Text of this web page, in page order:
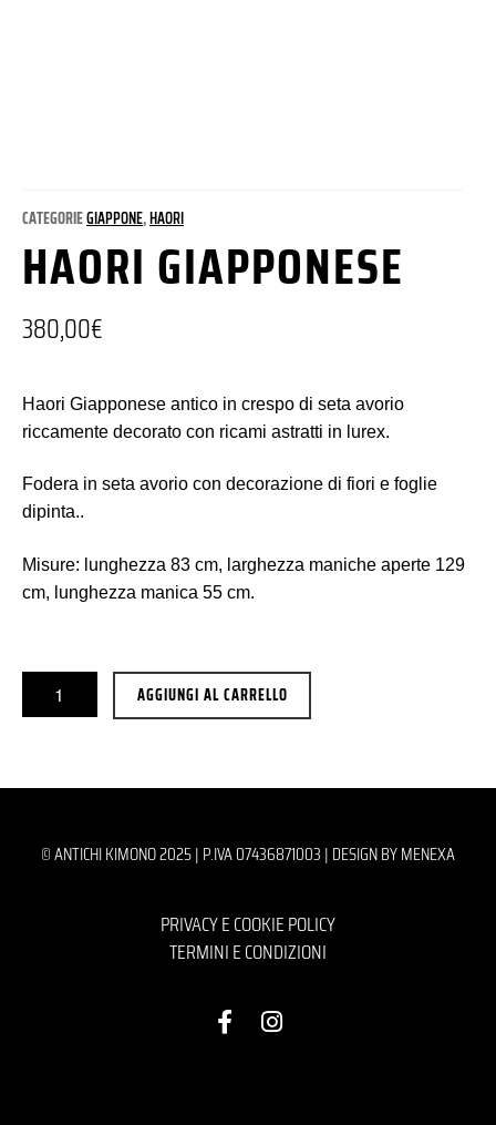
CATEGORIEGIAPPONE,HAORI
HAORI GIAPPONESE
380,00€
Haori Giapponese antico in crespo di seta avorio
riccamente decorato con ricami astratti in lurex.
Fodera in seta avorio con decorazione di fiori e foglie
dipinta..
Misure: lunghezza 83 cm, larghezza maniche aperte 129
cm, lunghezza manica 55 cm.
AGGIUNGI AL CARRELLO
© ANTICHI KIMONO 2025 | P.IVA 07436871003 | DESIGN BY MENEXA
PRIVACY E COOKIE POLICY
TERMINI E CONDIZIONI